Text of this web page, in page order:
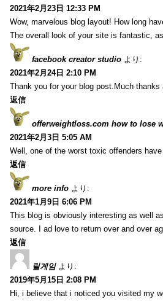
2021年2月23日 12:33 PM
Wow, marvelous blog layout! How long
The overall look of your site is fantastic,
facebook creator studio より:
2021年2月24日 2:10 PM
Thank you for your blog post.Much thanks
返信
offerweightloss.com how to lose
2021年2月3日 5:05 AM
Well, one of the worst toxic offenders
返信
more info より:
2021年1月9日 6:06 PM
This blog is obviously interesting as well
source. I ad love to return over and over
返信
릴게임 より:
2019年5月15日 2:08 PM
Hi, i believe that i noticed you visited my